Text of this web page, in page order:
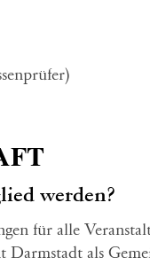
werden?
für alle
Darmstadt als